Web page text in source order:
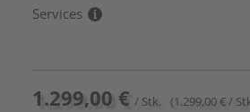
Services
1.299,00 € / Stk. (1.299,00 € /